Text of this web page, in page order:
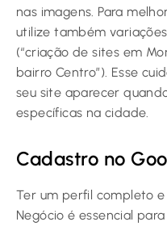
nas imagens. Para
utilize também
(“criação de sites em
bairro Centro”). Esse
seu site aparecer
específicas na cidade.
Cadastro no
Ter um perfil completo
Negócio é essencial